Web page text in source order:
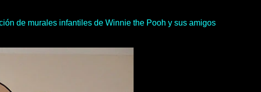
de murales infantiles de Winnie the Pooh y sus amigos